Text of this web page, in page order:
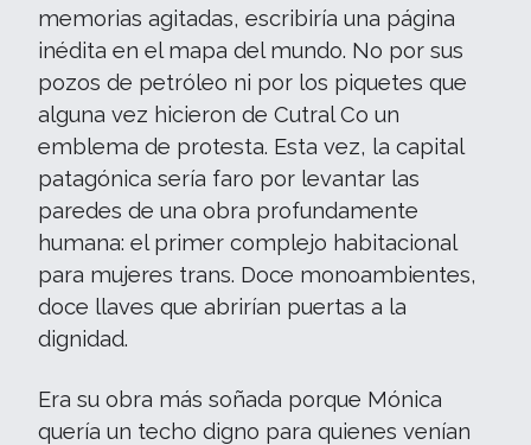
memorias agitadas, escribiría una página
inédita en el mapa del mundo. No por sus
pozos de petróleo ni por los piquetes que
alguna vez hicieron de Cutral Co un
emblema de protesta. Esta vez, la capital
patagónica sería faro por levantar las
paredes de una obra profundamente
humana: el primer complejo habitacional
para mujeres trans. Doce monoambientes,
doce llaves que abrirían puertas a la
dignidad.
Era su obra más soñada porque Mónica
quería un techo digno para quienes venían